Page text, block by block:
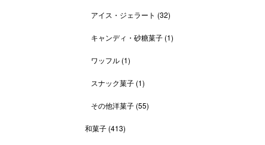
アイス・ジェラート (32)
キャンディ・砂糖菓子 (1)
ワッフル (1)
スナック菓子 (1)
その他洋菓子 (55)
和菓子 (413)